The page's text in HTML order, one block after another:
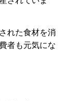
れた食材を消
者も元気にな